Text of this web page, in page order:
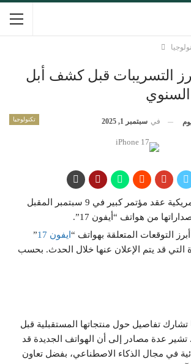
17.. أبرز التسريبات قبل كشف أبل
تكنولوجيا في سبتمبر 1, 2025
أعلنت شركة أبل الأمريكية عقد مؤتمر كبير في 9 سبتمبر المقبل
من هواتف “أيفون 17”.
التوقعات المتعلقة بهواتف “ ايفون 17
”
التي قد يتم الإعلان عنها خلال الحدث. بحسب
تشارك تفاصيل حول منتجاتها المستقبلية قبل
عدة مصادر إلى أن الهواتف الجديدة قد
في مجال الذكاء الاصطناعي، بفضل تعاون